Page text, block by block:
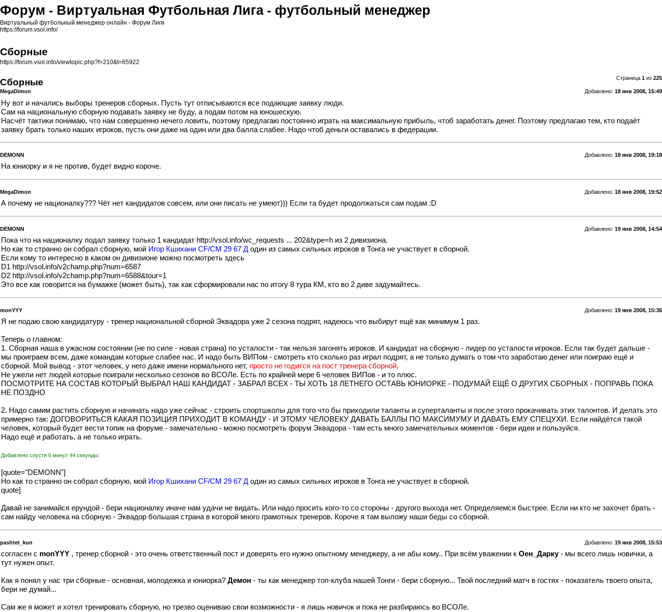
Форум - Виртуальная Футбольная Лига - футбольный менеджер
Виртуальный футбольный менеджер онлайн - Форум Лиги
https://forum.vsol.info/
Сборные
https://forum.vsol.info/viewtopic.php?f=210&t=65922
Страница 1 из 225
Сборные
Добавлено: 18 янв 2008, 15:49
MegaDimon
Ну вот и начались выборы тренеров сборных. Пусть тут отписываются все подающие заявку люди.
Сам на национальную сборную подавать заявку не буду, а подам потом на юношескую.
Насчёт тактики понимаю, что нам совершенно нечего ловить, поэтому предлагаю постоянно играть на максимальную прибыль, чтоб заработать денег. Поэтому предлагаю тем, кто подаёт
заявку брать только наших игроков, пусть они даже на один или два балла слабее. Надо чтоб деньги оставались в федерации.
Добавлено: 18 янв 2008, 19:18
DEMONN
На юниорку и я не против, будет видно короче.
Добавлено: 18 янв 2008, 19:52
MegaDimon
А почему не националку??? Чёт нет кандидатов совсем, или они писать не умеют))) Если та будет продолжаться сам подам :D
Добавлено: 19 янв 2008, 14:54
DEMONN
Пока что на националку подал заявку только 1 кандидат http://vsol.info/wc_requests ... 202&type=h из 2 дивизиона.
Но как то странно он собрал сборную, мой Игор Кшихани CF/CM 29 67 Д один из самых сильных игроков в Тонга не участвует в сборной.
Если кому то интересно в каком он дивизионе можно посмотреть здесь
D1 http://vsol.info/v2champ.php?num=6587
D2 http://vsol.info/v2champ.php?num=6588&tour=1
Это все как говорится на бумажке (может быть), так как сформировали нас по итогу 8 тура КМ, кто во 2 диве задумайтесь.
Добавлено: 19 янв 2008, 15:36
monYYY
Я не подаю свою кандидатуру - тренер национальной сборной Эквадора уже 2 сезона подрят, надеюсь что выбирут ещё как минимум 1 раз.
Теперь о главном:
1. Сборная наша в ужасном состоянии (не по силе - новая страна) по усталости - так нельзя загонять игроков. И кандидат на сборную - лидер по усталости игроков. Если так будет дальше -
мы проиграем всем, даже командам которые слабее нас. И надо быть ВИПом - смотреть кто сколько раз играл подрят, а не только думать о том что заработаю денег или поиграю ещё и
сборной. Мой вывод - этот человек, у него даже имени нормального нет, просто не годится на пост тренера сборной.
Не ужели нет людей которые поиграли несколько сезонов во ВСОЛе. Есть по крайней мере 6 человек ВИПов - и то плюс.
ПОСМОТРИТЕ НА СОСТАВ КОТОРЫЙ ВЫБРАЛ НАШ КАНДИДАТ - ЗАБРАЛ ВСЕХ - ТЫ ХОТЬ 18 ЛЕТНЕГО ОСТАВЬ ЮНИОРКЕ - ПОДУМАЙ ЕЩЁ О ДРУГИХ СБОРНЫХ - ПОПРАВЬ ПОКА
НЕ ПОЗДНО
2. Надо самим растить сборную и начинать надо уже сейчас - строить спортшколы для того что бы приходили таланты и суперталанты и после этого прокачивать этих талонтов. И делать это
примерно так: ДОГОВОРИТЬСЯ КАКАЯ ПОЗИЦИЯ ПРИХОДИТ В КОМАНДУ - И ЭТОМУ ЧЕЛОВЕКУ ДАВАТЬ БАЛЛЫ ПО МАКСИМУМУ И ДАВАТЬ ЕМУ СПЕЦУХИ. Если найдётся такой
человек, который будет вести топик на форуме - замечательно - можно посмотреть форум Эквадора - там есть много замечательных моментов - бери идеи и пользуйся.
Надо ещё и работать, а не только играть.
Добавлено спустя 6 минут 44 секунды:
[quote="DEMONN"]
Но как то странно он собрал сборную, мой Игор Кшихани CF/CM 29 67 Д один из самых сильных игроков в Тонга не участвует в сборной.
quote]
Давай не занимайся ерундой - бери националку иначе нам удачи не видать. Или надо просить кого-то со стороны - другого выхода нет. Определяемся быстрее. Если ни кто не захочет брать -
сам найду человека на сборную - Эквадор большая страна в которой много грамотных тренеров. Короче я там выложу наши беды со сборной.
Добавлено: 19 янв 2008, 15:53
pashtet_kun
согласен с monYYY , тренер сборной - это очень ответственный пост и доверять его нужно опытному менеджеру, а не абы кому.. При всём уважении к Оен_Дарку- мы всего лишь новички, а
тут нужен опыт.
Как я понял у нас три сборные - основная, молодежка и юниорка? Демон - ты как менеджер топ-клуба нашей Тонги - бери сборную... Твой последний матч в гостях - показатель твоего опыта,
бери не думай...
Сам же я может и хотел тренировать сборную, но трезво оцениваю свои возможности - я лишь новичок и пока не разбираюсь во ВСОЛе.